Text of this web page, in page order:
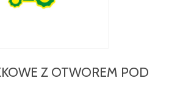
Z OTWOREM POD